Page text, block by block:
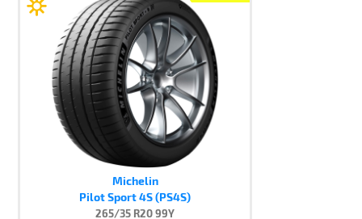
Michelin
Pilot Sport 4S (PS4S)
265/35 R20 99Y